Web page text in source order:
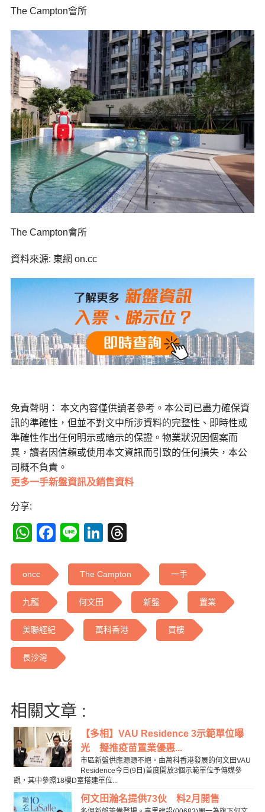
The Campton會所
The Campton會所
資料來源: 東網 on.cc
免責聲明： 本文內容僅供讀者參考。本公司已盡力確保資
訊的準確性，但並不對文中所涉資料的完整性、即時性或
準確性作出任何明示或暗示的保證。物業狀況因個案而
異，讀者因信賴或使用本文資訊而引致的任何損失，本公
司概不負責。
更多一手新盤資訊及銷售資料
分享:
WhatsApp
Facebook
LineLinkedIn
oncc The Campton 一手
九龍 何文田 新盤 置業
美聯經紀 萬科香港 買樓
長沙灣
相關文章 :
【多相】VAU Residence 3示範單位曝
光 擬推疫苗置業優惠...
市區新盤供應源源不絕。由萬科香港發展的何文田VAU
Residence今日(9日)首度開放3個示範單位予傳媒參
觀，其中參照18樓D室搭建單位...
何文田瀚名提供73伙 料2月開售